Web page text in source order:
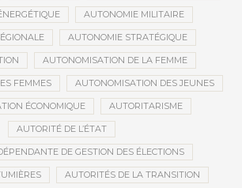
AUTONOMIE MILITAIRE
AUTONOMIE STRATÉGIQUE
AUTONOMISATION DE LA FEMME
FEMMES AUTONOMISATION DES JEUNES
ÉCONOMIQUE AUTORITARISME
AUTORITÉ DE L’ÉTAT
DE GESTION DES ÉLECTIONS
AUTORITÉS DE LA TRANSITION